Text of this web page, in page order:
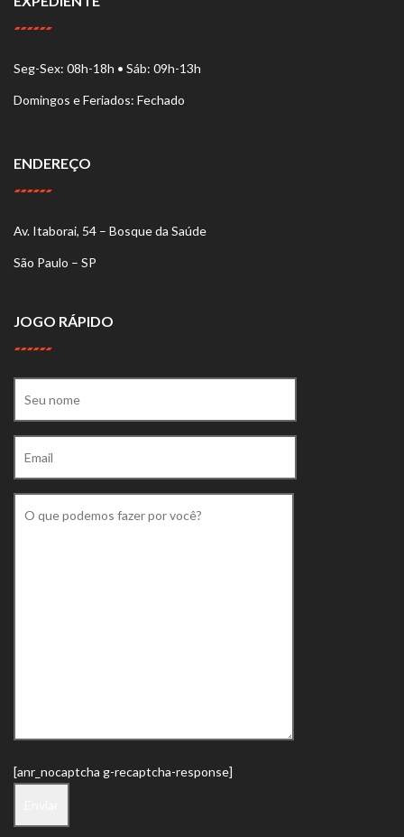
Seg-Sex: 08h-18h • Sáb: 09h-13h
Domingos e Feriados: Fechado
ENDEREÇO
Av. Itaborai, 54 – Bosque da Saúde
São Paulo – SP
JOGO RÁPIDO
[anr_nocaptcha g-recaptcha-response]